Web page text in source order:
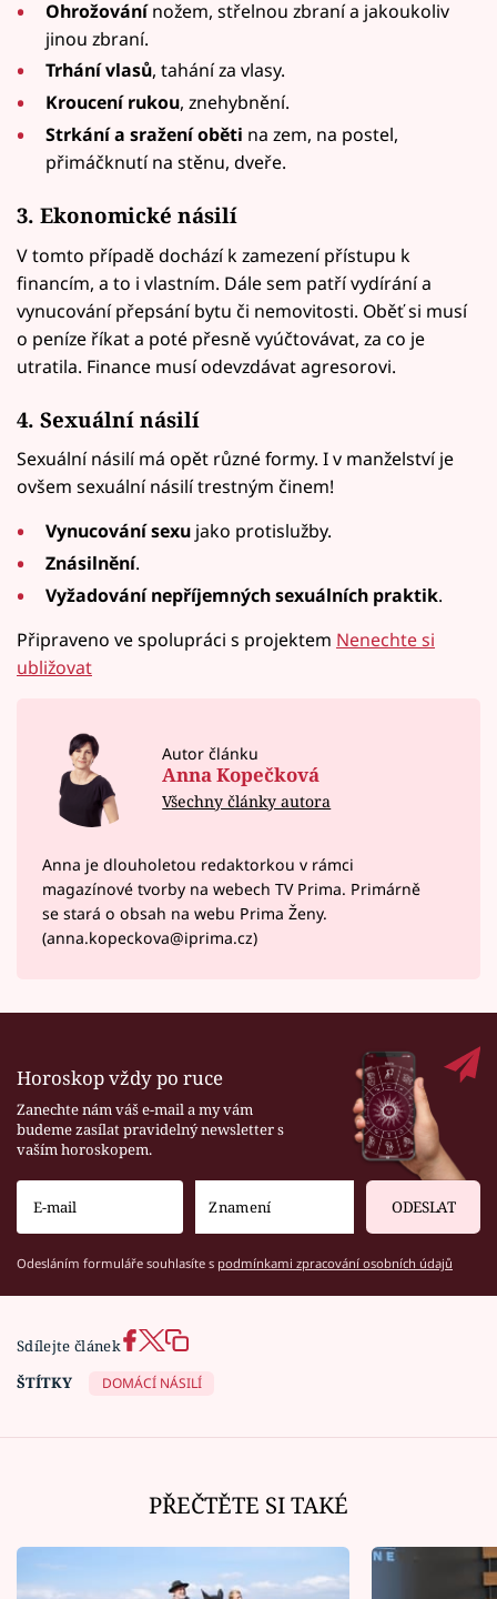
Ohrožovánínožem, střelnou zbraní a jakoukoliv
jinou zbraní.
Trhání vlasů, tahání za vlasy.
Kroucení rukou, znehybnění.
Strkání a sražení oběti na zem, na postel,
přimáčknutí na stěnu, dveře.
3. Ekonomické násilí
V tomto případě dochází k zamezení přístupu k
financím, a to i vlastním. Dále sem patří vydírání a
vynucování přepsání bytu či nemovitosti. Oběť si musí
o peníze říkat a poté přesně vyúčtovávat, za co je
utratila. Finance musí odevzdávat agresorovi.
4. Sexuální násilí
Sexuální násilí má opět různé formy. I v manželství je
ovšem sexuální násilí trestným činem!
Vynucování sexu jako protislužby.
Znásilnění.
Vyžadování nepříjemných sexuálních praktik.
Připraveno ve spolupráci s projektem Nenechte si
ubližovat
Autor článku
Anna Kopečková
Všechny články autora
Anna je dlouholetou redaktorkou v rámci
magazínové tvorby na webech TV Prima. Primárně
se stará o obsah na webu Prima Ženy.
(anna.kopeckova@iprima.cz)
Horoskop vždy po ruce
Zanechte nám váš e-mail a my vám
budeme zasílat pravidelný newsletter s
vaším horoskopem.
ODESLAT
Odesláním formuláře souhlasíte s podmínkami zpracování osobních údajů
Sdílejte článek
ŠTÍTKY
DOMÁCÍ NÁSILÍ
PŘEČTĚTE SI TAKÉ